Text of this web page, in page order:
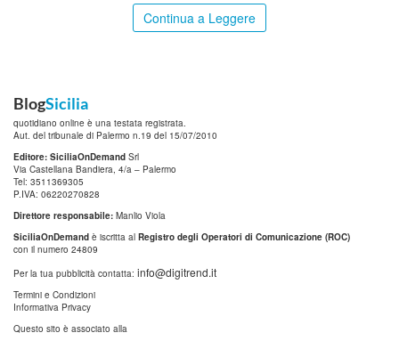
Continua a Leggere
BlogSicilia
quotidiano online è una testata registrata.
Aut. del tribunale di Palermo n.19 del 15/07/2010
Editore: SiciliaOnDemand Srl
Via Castellana Bandiera, 4/a – Palermo
Tel: 3511369305
P.IVA: 06220270828
Direttore responsabile: Manlio Viola
SiciliaOnDemand è iscritta al Registro degli Operatori di Comunicazione (ROC)
con il numero 24809
Per la tua pubblicità contatta: info@digitrend.it
Termini e Condizioni
Informativa Privacy
Questo sito è associato alla